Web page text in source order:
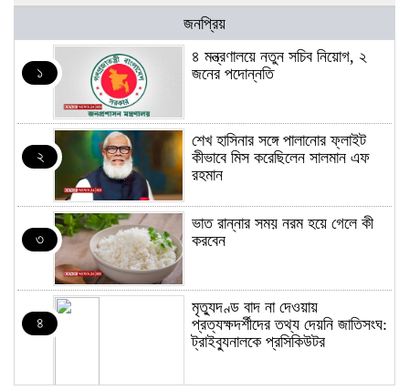
জনপ্রিয়
১
৪ মন্ত্রণালয়ে নতুন সচিব নিয়োগ, ২
জনের পদোন্নতি
২
শেখ হাসিনার সঙ্গে পালানোর ফ্লাইট
কীভাবে মিস করেছিলেন সালমান এফ
রহমান
৩
ভাত রান্নার সময় নরম হয়ে গেলে কী
করবেন
৪
মৃত্যুদণ্ড বাদ না দেওয়ায়
প্রত্যক্ষদর্শীদের তথ্য দেয়নি জাতিসংঘ:
ট্রাইব্যুনালকে প্রসিকিউটর